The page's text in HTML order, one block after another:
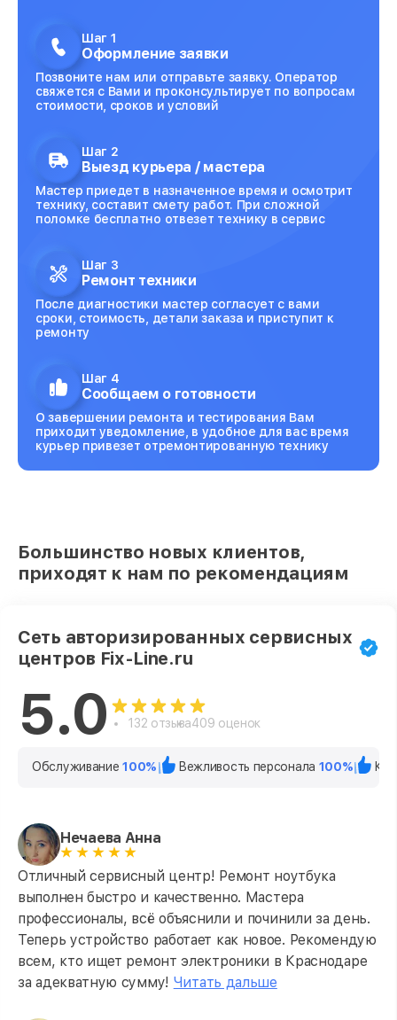
Шаг 1
Оформление заявки
Позвоните нам или отправьте заявку. Оператор
свяжется с Вами и проконсультирует по вопросам
стоимости, сроков и условий
Шаг 2
Выезд курьера / мастера
Мастер приедет в назначенное время и осмотрит
технику, составит смету работ. При сложной
поломке бесплатно отвезет технику в сервис
Шаг 3
Ремонт техники
После диагностики мастер согласует с вами
сроки, стоимость, детали заказа и приступит к
ремонту
Шаг 4
Сообщаем о готовности
О завершении ремонта и тестирования Вам
приходит уведомление, в удобное для вас время
курьер привезет отремонтированную технику
Большинство новых клиентов,
приходят к нам по рекомендациям
Сеть авторизированных сервисных
центров Fix-Line.ru
5.0 132 отзыва409 оценок
Обслуживание100% Вежливость персонала 100%
Нечаева Анна
Отличный сервисный центр! Ремонт ноутбука
выполнен быстро и качественно. Мастера
профессионалы, всё объяснили и починили за день.
Теперь устройство работает как новое. Рекомендую
всем, кто ищет ремонт электроники в Краснодаре
за адекватную сумму! Читать дальше